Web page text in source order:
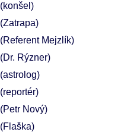
(konšel)
(Zatrapa)
(Referent Mejzlík)
(Dr. Rýzner)
(astrolog)
(reportér)
(Petr Nový)
(Flaška)